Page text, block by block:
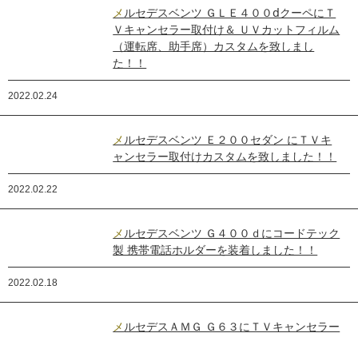
メルセデスベンツ ＧＬＥ４００ⅾクーペにＴ
Ｖキャンセラー取付け＆ ＵＶカットフィルム
（運転席、助手席）カスタムを致しまし
た！！
2022.02.24
メルセデスベンツ Ｅ２００セダン にＴＶキ
ャンセラー取付けカスタムを致しました！！
2022.02.22
メルセデスベンツ Ｇ４００ｄにコードテック
製 携帯電話ホルダーを装着しました！！
2022.02.18
メルセデスＡＭＧ Ｇ６３にＴＶキャンセラー